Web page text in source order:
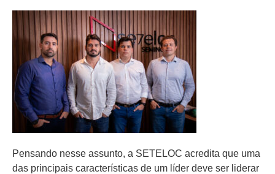
Pensando nesse assunto, a SETELOC acredita que uma
das principais características de um líder deve ser liderar